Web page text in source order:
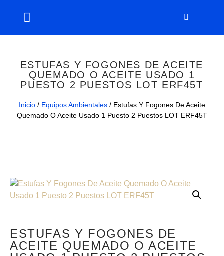
ESTUFAS Y FOGONES DE ACEITE
QUEMADO O ACEITE USADO 1
PUESTO 2 PUESTOS LOT ERF45T
Inicio/ Equipos Ambientales/ Estufas Y Fogones De Aceite
Quemado O Aceite Usado 1 Puesto 2 Puestos LOT ERF45T
ESTUFAS Y FOGONES DE
ACEITE QUEMADO O ACEITE